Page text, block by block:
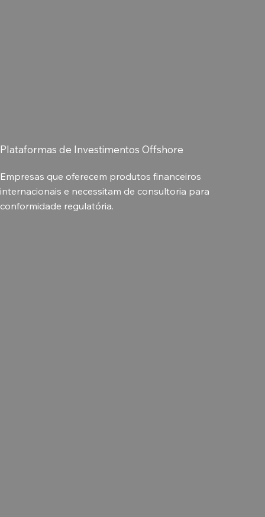
Empresas que oferecem produtos financeiros
internacionais e necessitam de consultoria para
conformidade regulatória.
Plataformas de Investimentos Offshore